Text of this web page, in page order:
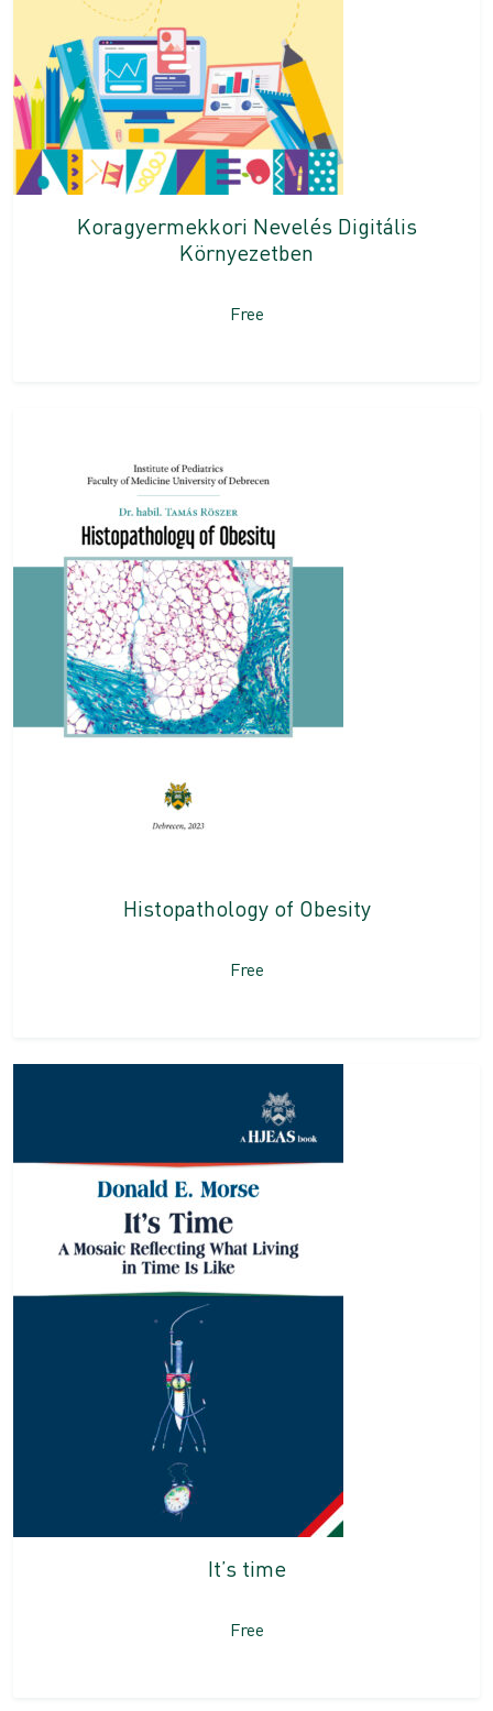
Koragyermekkori Nevelés Digitális
Környezetben
Free
Histopathology of Obesity
Free
It’s time
Free